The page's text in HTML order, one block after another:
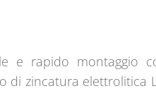
e rapido montaggio
di zincatura elettrolitica